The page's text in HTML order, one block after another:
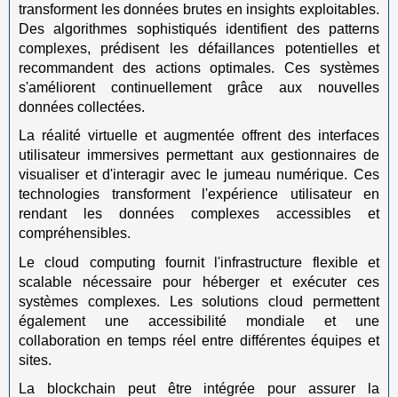
transforment les données brutes en insights exploitables.
Des algorithmes sophistiqués identifient des patterns
complexes, prédisent les défaillances potentielles et
recommandent des actions optimales. Ces systèmes
s'améliorent continuellement grâce aux nouvelles
données collectées.
La réalité virtuelle et augmentée offrent des interfaces
utilisateur immersives permettant aux gestionnaires de
visualiser et d'interagir avec le jumeau numérique. Ces
technologies transforment l'expérience utilisateur en
rendant les données complexes accessibles et
compréhensibles.
Le cloud computing fournit l'infrastructure flexible et
scalable nécessaire pour héberger et exécuter ces
systèmes complexes. Les solutions cloud permettent
également une accessibilité mondiale et une
collaboration en temps réel entre différentes équipes et
sites.
La blockchain peut être intégrée pour assurer la